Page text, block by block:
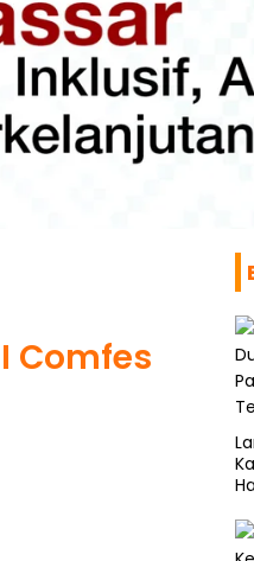
Comfes